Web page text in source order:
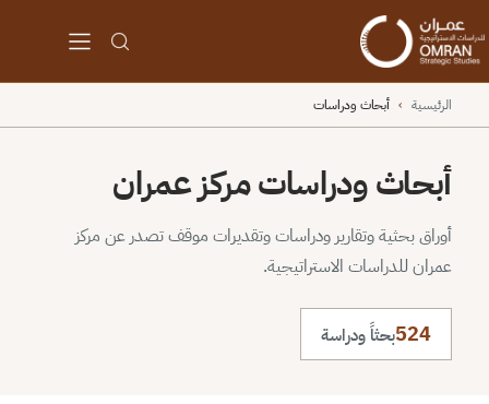
الرئيسية › أبحاث ودراسات
أبحاث ودراسات مركز عمران
أوراق بحثية وتقارير ودراسات وتقديرات موقف تصدر عن مركز
عمران للدراسات الاستراتيجية.
524بحثاً ودراسة